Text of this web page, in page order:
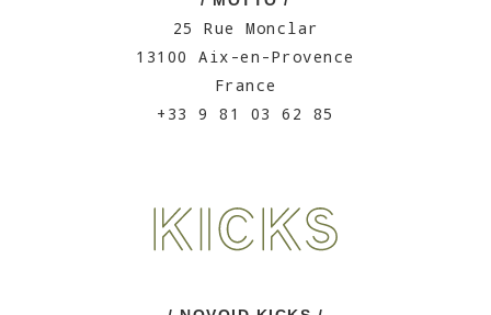
25 Rue Monclar
13100 Aix-en-Provence
France
+33 9 81 03 62 85